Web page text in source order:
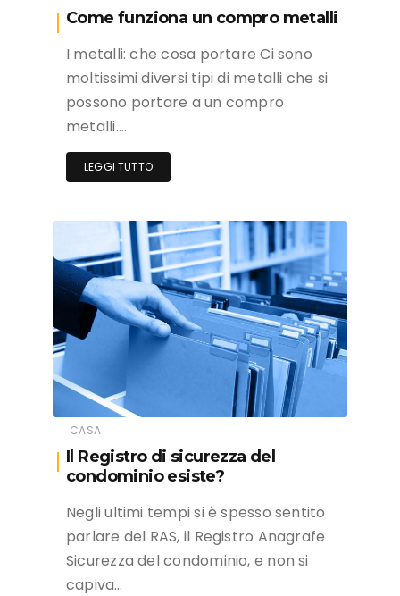
Come funziona un compro metalli
I metalli: che cosa portare Ci sono
moltissimi diversi tipi di metalli che si
possono portare a un compro
metalli….
LEGGI TUTTO
CASA
Il Registro di sicurezza del
condominio esiste?
Negli ultimi tempi si è spesso sentito
parlare del RAS, il Registro Anagrafe
Sicurezza del condominio, e non si
capiva…